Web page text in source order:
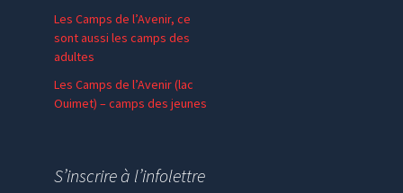
Les Camps de l’Avenir, ce
sont aussi les camps des
adultes
Les Camps de l’Avenir (lac
Ouimet) – camps des jeunes
S’inscrire à l’infolettre